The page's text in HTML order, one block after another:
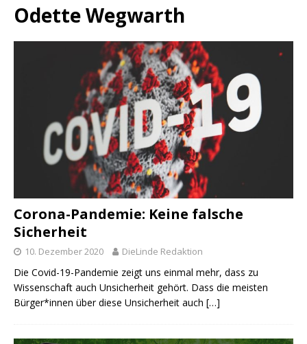
Odette Wegwarth
Corona-Pandemie: Keine falsche
Sicherheit
10. Dezember 2020 DieLinde Redaktion
Die Covid-19-Pandemie zeigt uns einmal mehr, dass zu
Wissenschaft auch Unsicherheit gehört. Dass die meisten
Bürger*innen über diese Unsicherheit auch […]